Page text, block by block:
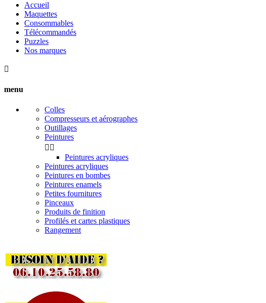
Accueil
Maquettes
Consommables
Télécommandés
Puzzles
Nos marques

menu
Colles
Compresseurs et aérographes
Outillages
Peintures
 
Peintures acryliques
Peintures acryliques
Peintures en bombes
Peintures enamels
Petites fournitures
Pinceaux
Produits de finition
Profilés et cartes plastiques
Rangement